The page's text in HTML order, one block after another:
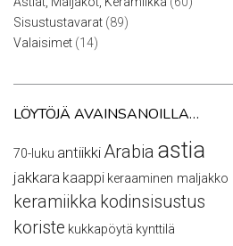
Sisustustavarat 8989
Valaisimet 1414
LÖYTÖJÄ AVAINSANOILLA…
70-luku antiikki Arabia astia
jakkara kaappi keraaminen maljakko
keramiikka kodinsisustus
koriste kukkapöytä kynttilä